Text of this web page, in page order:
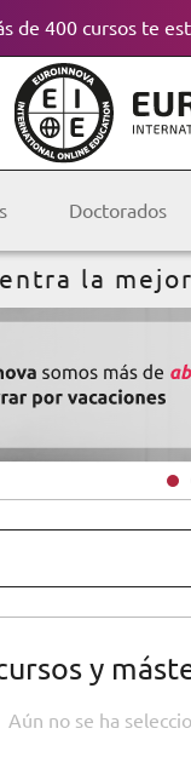
de 400 cursos te
Doctorados
la mejor
y
Aún no se ha